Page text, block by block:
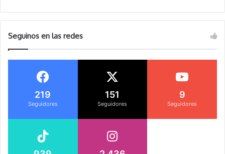
Seguinos en las redes
219
Seguidores
151
Seguidores
9
Seguidores